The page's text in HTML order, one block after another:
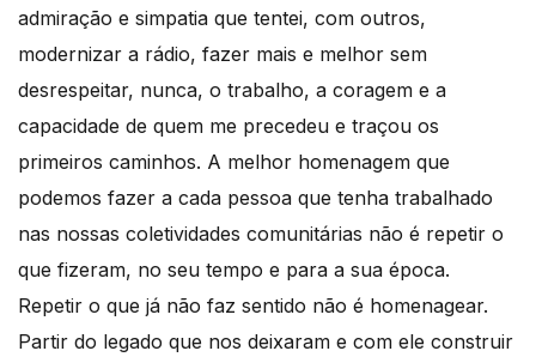
admiração e simpatia que tentei, com outros,
modernizar a rádio, fazer mais e melhor sem
desrespeitar, nunca, o trabalho, a coragem e a
capacidade de quem me precedeu e traçou os
primeiros caminhos. A melhor homenagem que
podemos fazer a cada pessoa que tenha trabalhado
nas nossas coletividades comunitárias não é repetir o
que fizeram, no seu tempo e para a sua época.
Repetir o que já não faz sentido não é homenagear.
Partir do legado que nos deixaram e com ele construir